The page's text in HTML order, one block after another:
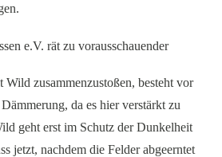
e.V. rät zu vorausschauender
zusammenzustoßen, besteht vor
da es hier verstärkt zu
geht erst im Schutz der Dunkelheit
jetzt, nachdem die Felder abgeerntet